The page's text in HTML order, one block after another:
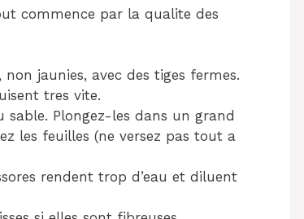
commence par la qualite des
jaunies, avec des tiges fermes.
tres vite.
Plongez-les dans un grand
les feuilles (ne versez pas tout a
rendent trop d’eau et diluent